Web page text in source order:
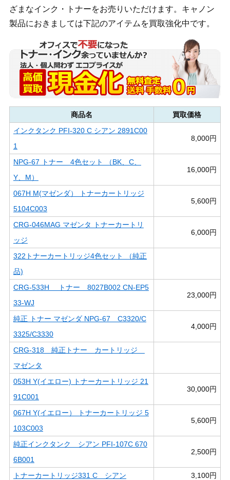
ざまなインク・トナーをお売りいただけます。キャノン
製品におきましては下記のアイテムを買取強化中です。
商品名
買取価格
インクタンク PFI-320 C シアン 2891C00
1
8,000円
NPG-67 トナー 4色セット （BK、C、
Y、M）
16,000円
067H M(マゼンダ） トナーカートリッジ
5104C003
5,600円
CRG-046MAG マゼンタ トナーカートリ
ッジ
6,000円
322トナーカートリッジ4色セット （純正
品)
CRG-533H トナー 8027B002 CN-EP5
33-WJ
23,000円
純正 トナー マゼンダ NPG-67 C3320/C
3325/C3330
4,000円
CRG-318 純正トナー カートリッジ
マゼンタ
053H Y(イエロー) トナーカートリッジ 21
91C001
30,000円
067H Y(イエロー） トナーカートリッジ 5
103C003
5,600円
純正インクタンク シアン PFI-107C 670
6B001
2,500円
トナーカートリッジ331 C シアン
3,100円